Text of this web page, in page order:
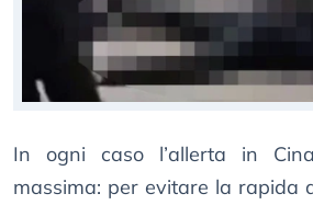
In ogni caso l’allerta in
massima: per evitare la rapida